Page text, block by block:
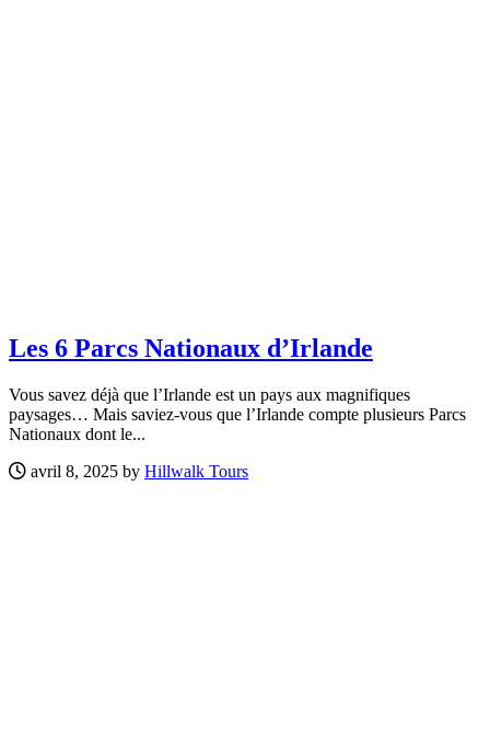
Les 6 Parcs Nationaux d’Irlande
Vous savez déjà que l’Irlande est un pays aux magnifiques
paysages… Mais saviez-vous que l’Irlande compte plusieurs Parcs
Nationaux dont le...
avril 8, 2025 by Hillwalk Tours